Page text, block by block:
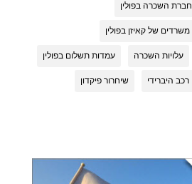
חברת השכרה בפולין
משרדים של קאיזן בפולין
עלויות השכרה עמדות תשלום בפולין
רכב היברידי שיחרור פיקדון